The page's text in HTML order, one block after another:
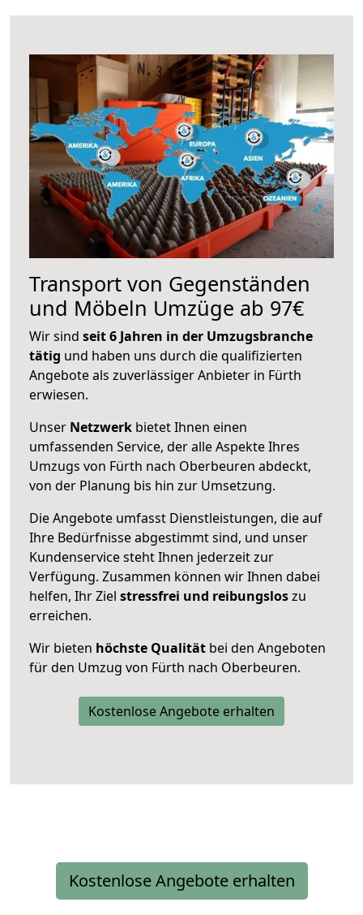
Transport von Gegenständen
und Möbeln Umzüge ab 97€
Wir sind seit 6 Jahren in der Umzugsbranche
tätig und haben uns durch die qualifizierten
Angebote als zuverlässiger Anbieter in Fürth
erwiesen.
Unser Netzwerk bietet Ihnen einen
umfassenden Service, der alle Aspekte Ihres
Umzugs von Fürth nach Oberbeuren abdeckt,
von der Planung bis hin zur Umsetzung.
Die Angebote umfasst Dienstleistungen, die auf
Ihre Bedürfnisse abgestimmt sind, und unser
Kundenservice steht Ihnen jederzeit zur
Verfügung. Zusammen können wir Ihnen dabei
helfen, Ihr Ziel stressfrei und reibungsloszu
erreichen.
Wir bieten höchste Qualität bei den Angeboten
für den Umzug von Fürth nach Oberbeuren.
Kostenlose Angebote erhalten
Kostenlose Angebote erhalten